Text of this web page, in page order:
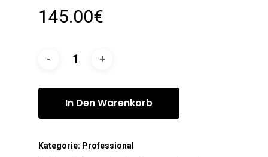
145.00€
In Den Warenkorb
Kategorie: Professional